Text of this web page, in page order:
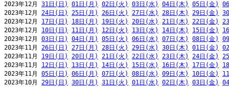
2023年12月 31日(日) 01日(月) 02日(火) 03日(水) 04日(木) 05日(金)
2023年12月 24日(日) 25日(月) 26日(火) 27日(水) 28日(木) 29日(金)
2023年12月 17日(日) 18日(月) 19日(火) 20日(水) 21日(木) 22日(金)
2023年12月 10日(日) 11日(月) 12日(火) 13日(水) 14日(木) 15日(金)
2023年12月 03日(日) 04日(月) 05日(火) 06日(水) 07日(木) 08日(金)
2023年11月 26日(日) 27日(月) 28日(火) 29日(水) 30日(木) 01日(金)
2023年11月 19日(日) 20日(月) 21日(火) 22日(水) 23日(木) 24日(金)
2023年11月 12日(日) 13日(月) 14日(火) 15日(水) 16日(木) 17日(金)
2023年11月 05日(日) 06日(月) 07日(火) 08日(水) 09日(木) 10日(金)
2023年10月 29日(日) 30日(月) 31日(火) 01日(水) 02日(木) 03日(金)